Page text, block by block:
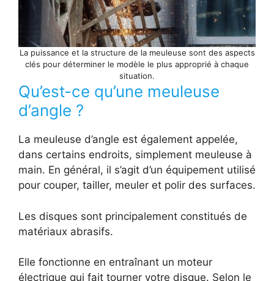
La puissance et la structure de la meuleuse sont des aspects
clés pour déterminer le modèle le plus approprié à chaque
situation.
Qu’est-ce qu’une meuleuse
d’angle ?
La meuleuse d’angle est également appelée,
dans certains endroits, simplement meuleuse à
main. En général, il s’agit d’un équipement utilisé
pour couper, tailler, meuler et polir des surfaces.
Les disques sont principalement constitués de
matériaux abrasifs.
Elle fonctionne en entraînant un moteur
électrique qui fait tourner votre disque. Selon le